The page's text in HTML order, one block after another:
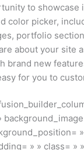
to showcase
color picker,
portfolio
about your site
brand new
for you to
» » class= »